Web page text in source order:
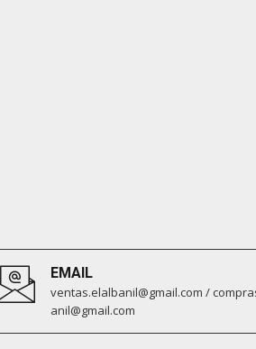
EMAIL
ventas.elalbanil@gmail.com /
anil@gmail.com